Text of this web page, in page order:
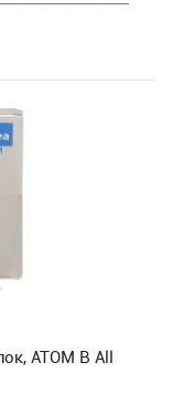
ATOM B All